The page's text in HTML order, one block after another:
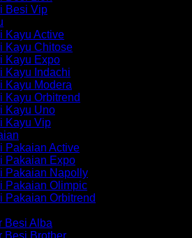
Besi Vip
Kayu Active
Kayu Chitose
Kayu Expo
Kayu Indachi
Kayu Modera
Kayu Orbitrend
Kayu Uno
Kayu Vip
Pakaian Active
Pakaian Expo
Pakaian Napolly
Pakaian Olimpic
Pakaian Orbitrend
Besi Alba
Besi Brother